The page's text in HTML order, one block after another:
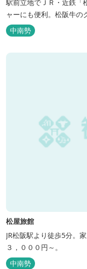
駅前立地でＪＲ・近鉄「
ャーにも便利。松阪牛の
中南勢
松屋旅館
JR松阪駅より徒歩5分。
３，０００円～。
中南勢